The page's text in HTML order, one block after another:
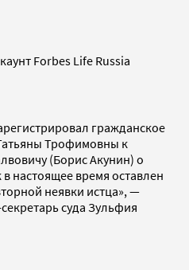
Forbes Life Russia
гражданское
Трофимовны к
(Борис Акунин) о
настоящее время оставлен
неявки истца», —
суда Зульфия